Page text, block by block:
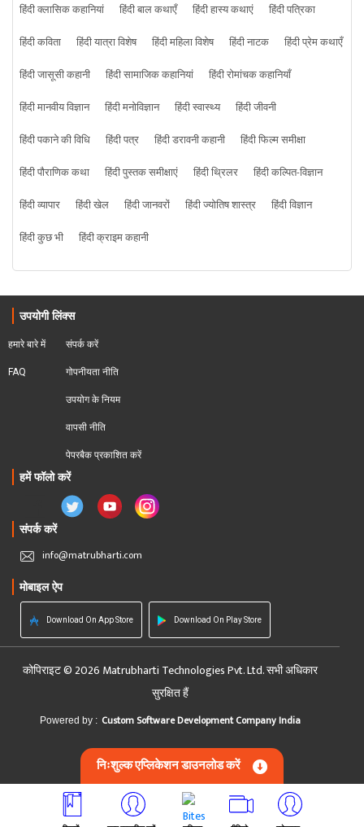
हिंदी क्लासिक कहानियां
हिंदी बाल कथाएँ हिंदी हास्य कथाएं
हिंदी पत्रिका
हिंदी कविता
हिंदी यात्रा विशेष हिंदी महिला विशेष हिंदी नाटक
हिंदी प्रेम कथाएँ
हिंदी जासूसी कहानी
हिंदी सामाजिक कहानियां
हिंदी रोमांचक कहानियाँ
हिंदी मानवीय विज्ञान
हिंदी मनोविज्ञान हिंदी स्वास्थ्य
हिंदी जीवनी
हिंदी पकाने की विधि
हिंदी पत्र हिंदी डरावनी कहानी
हिंदी फिल्म समीक्षा
हिंदी पौराणिक कथा
हिंदी पुस्तक समीक्षाएं हिंदी थ्रिलर
हिंदी कल्पित-विज्ञान
हिंदी व्यापार
हिंदी खेल हिंदी जानवरों हिंदी ज्योतिष शास्त्र
हिंदी विज्ञान
हिंदी कुछ भी
हिंदी क्राइम कहानी
उपयोगी लिंक्स
हमारे बारे में
FAQ
संपर्क करें
गोपनीयता नीति
उपयोग के नियम
वापसी नीति
पेपरबैक प्रकाशित करें
हमें फॉलो करें
संपर्क करें
info@matrubharti.com
मोबाइल ऐप
Download On App Store Download On Play Store
कोपिराइट © 2026 Matrubharti Technologies Pvt. Ltd. सभी अधिकार
सुरक्षित हैं
Powered by : Custom Software Development Company India
निःशुल्क एप्लिकेशन डाउनलोड करें